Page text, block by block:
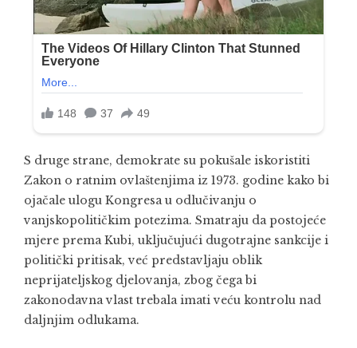
S druge strane, demokrate su pokušale iskoristiti
Zakon o ratnim ovlaštenjima iz 1973. godine kako bi
ojačale ulogu Kongresa u odlučivanju o
vanjskopolitičkim potezima. Smatraju da postojeće
mjere prema Kubi, uključujući dugotrajne sankcije i
politički pritisak, već predstavljaju oblik
neprijateljskog djelovanja, zbog čega bi
zakonodavna vlast trebala imati veću kontrolu nad
daljnjim odlukama.